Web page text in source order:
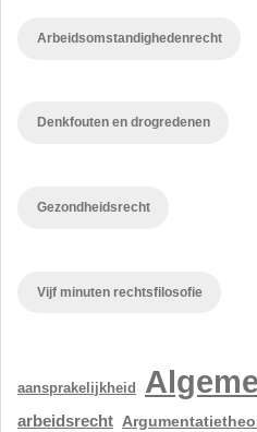
Arbeidsomstandighedenrecht
Denkfouten en drogredenen
Gezondheidsrecht
Vijf minuten rechtsfilosofie
aansprakelijkheid
arbeidsrecht